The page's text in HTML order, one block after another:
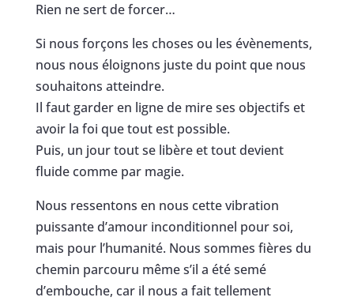
Rien ne sert de forcer…
Si nous forçons les choses ou les évènements,
nous nous éloignons juste du point que nous
souhaitons atteindre.
Il faut garder en ligne de mire ses objectifs et
avoir la foi que tout est possible.
Puis, un jour tout se libère et tout devient
fluide comme par magie.
Nous ressentons en nous cette vibration
puissante d’amour inconditionnel pour soi,
mais pour l’humanité. Nous sommes fières du
chemin parcouru même s’il a été semé
d’embouche, car il nous a fait tellement